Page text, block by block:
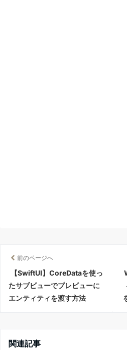
前のページへ
【SwiftUI】CoreDataを使っ
たサブビューでプレビューに
エンティティを渡す方法
関連記事